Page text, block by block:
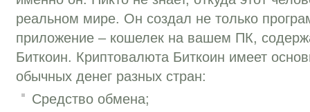
реальном мире. Он создал не только
приложение – кошелек на вашем ПК,
Биткоин. Криптовалюта Биткоин имеет
обычных денег разных стран:
Средство обмена;